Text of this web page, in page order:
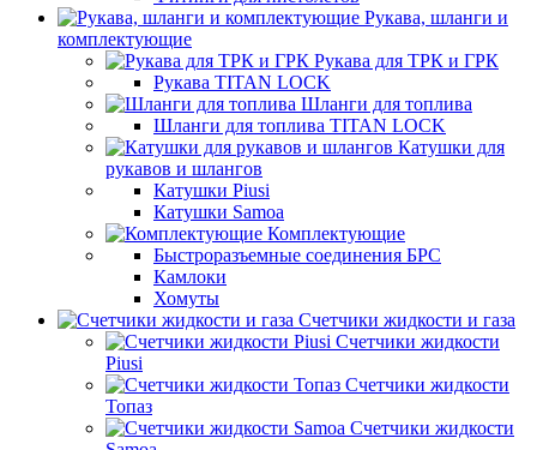
Рукава, шланги и
комплектующие
Рукава для ТРК и ГРК
Рукава TITAN LOCK
Шланги для топлива
Шланги для топлива TITAN LOCK
Катушки для
рукавов и шлангов
Катушки Piusi
Катушки Samoa
Комплектующие
Быстроразъемные соединения БРС
Камлоки
Хомуты
Счетчики жидкости и газа
Счетчики жидкости
Piusi
Счетчики жидкости
Топаз
Счетчики жидкости